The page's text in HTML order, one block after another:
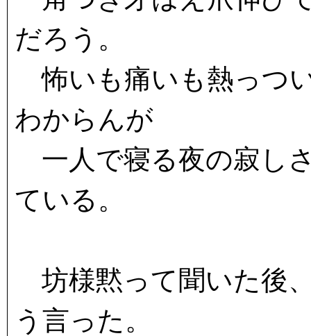
だろう。
怖いも痛いも熱っつ
わからんが
一人で寝る夜の寂し
ている。
坊様黙って聞いた後
う言った。